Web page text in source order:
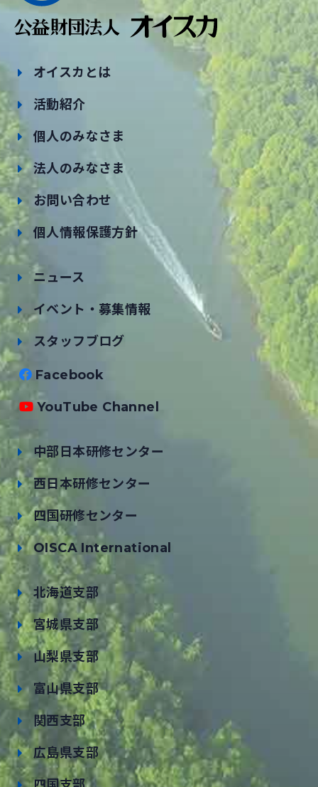
オイスカとは
活動紹介
個人のみなさま
法人のみなさま
お問い合わせ
個人情報保護方針
ニュース
イベント・募集情報
スタッフブログ
Facebook
YouTube Channel
中部日本研修センター
西日本研修センター
四国研修センター
OISCA International
北海道支部
宮城県支部
山梨県支部
富山県支部
関西支部
広島県支部